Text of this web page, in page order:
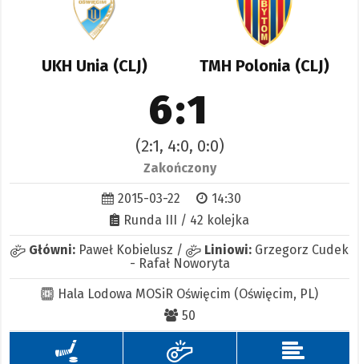
UKH Unia (CLJ)
6:1
(2:1, 4:0, 0:0)
Zakończony
TMH Polonia (CLJ)
2015-03-22
14:30
Runda III / 42 kolejka
Główni: Paweł Kobielusz / Liniowi: Grzegorz Cudek
- Rafał Noworyta
Hala Lodowa MOSiR Oświęcim (Oświęcim, PL)
50